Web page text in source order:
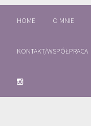
HOME O MNIE
KONTAKT/WSPÓŁPRACA